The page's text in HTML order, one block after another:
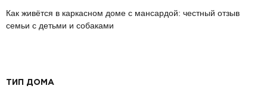
Как живётся в каркасном доме с мансардой: честный отзыв
семьи с детьми и собаками
ТИП ДОМА